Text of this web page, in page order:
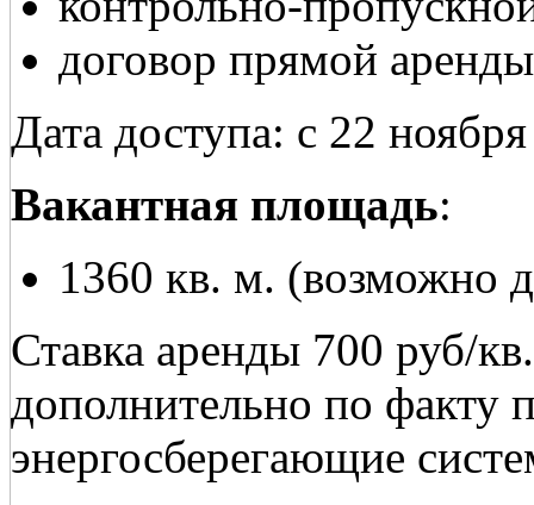
договор прямой
Дата доступа: с 22
Вакантная площадь:
1360 кв. м. (возможно
Ставка аренды 700 руб/
дополнительно по факту
энергосберегающие